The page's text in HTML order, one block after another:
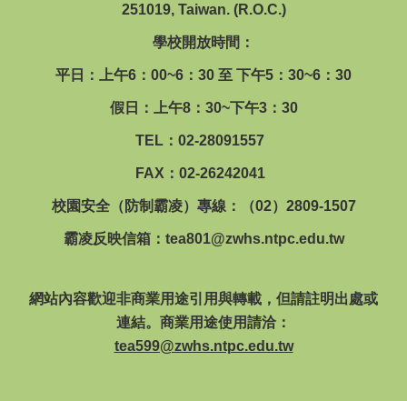
251019, Taiwan. (R.O.C.)
學校開放時間：
平日：上午6：00~6：30 至 下午5：30~6：30
假日：上午8：30~下午3：30
TEL：02-28091557
FAX：02-26242041
校園安全（防制霸凌）專線：（02）2809-1507
霸凌反映信箱： tea801@zwhs.ntpc.edu.tw
網站內容歡迎非商業用途引用與轉載，但請註明出處或
連結。商業用途使用請洽：
tea599@zwhs.ntpc.edu.tw